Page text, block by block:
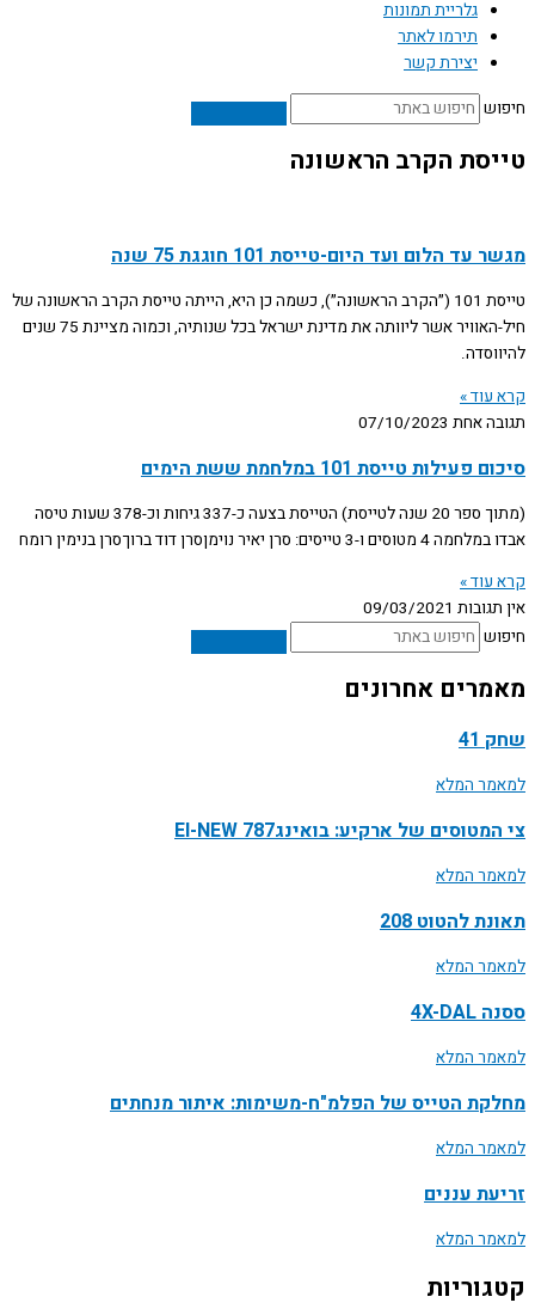
גלריית תמונות
תירמו לאתר
יצירת קשר
חיפוש
טייסת הקרב הראשונה
מגשר עד הלום ועד היום-טייסת 101 חוגגת 75 שנה
טייסת 101 (״הקרב הראשונה״), כשמה כן היא, הייתה טייסת הקרב הראשונה של
חיל-האוויר אשר ליוותה את מדינת ישראל בכל שנותיה, וכמוה מציינת 75 שנים
להיווסדה.
קרא עוד »
תגובה אחת 07/10/2023
סיכום פעילות טייסת 101 במלחמת ששת הימים
(מתוך ספר 20 שנה לטייסת) הטייסת בצעה כ-337 גיחות וכ-378 שעות טיסה
אבדו במלחמה 4 מטוסים ו-3 טייסים: סרן יאיר נוימןסרן דוד ברוךסרן בנימין רומח
קרא עוד »
אין תגובות 09/03/2021
חיפוש
מאמרים אחרונים
שחק 41
למאמר המלא
צי המטוסים של ארקיע: בואינג787 EI-NEW
למאמר המלא
תאונת להטוט 208
למאמר המלא
ססנה 4X-DAL
למאמר המלא
מחלקת הטייס של הפלמ"ח-משימות: איתור מנחתים
למאמר המלא
זריעת עננים
למאמר המלא
קטגוריות